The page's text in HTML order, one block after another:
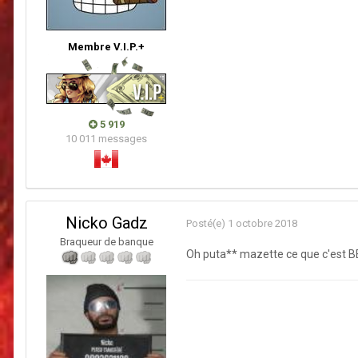
Membre V.I.P.+
5 919
10 011 messages
Nicko Gadz
Braqueur de banque
Posté(e) 1 octobre 2018
Oh puta** mazette ce que c'est